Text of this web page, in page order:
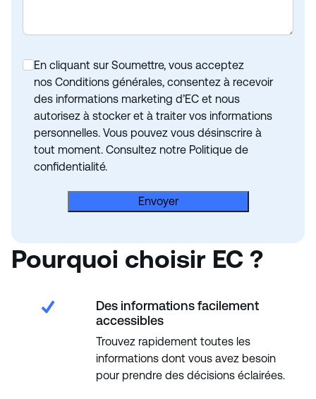
Pourquoi choisir EC ?
Des informations facilement
accessibles
Trouvez rapidement toutes les
informations dont vous avez besoin
pour prendre des décisions éclairées.
En cliquant sur Soumettre, vous acceptez
nos Conditions générales, consentez à recevoir
des informations marketing d’EC et nous
autorisez à stocker et à traiter vos informations
personnelles. Vous pouvez vous désinscrire à
tout moment. Consultez notre Politique de
confidentialité.
Envoyer